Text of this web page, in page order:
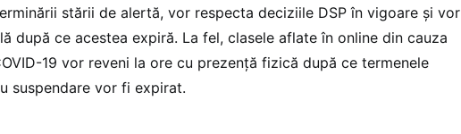
stării de alertă, vor respecta deciziile DSP în vigoare și vor
după ce acestea expiră. La fel, clasele aflate în online din cauza
19 vor reveni la ore cu prezență fizică după ce termenele
suspendare vor fi expirat.